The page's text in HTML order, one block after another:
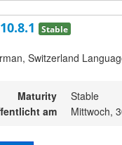
Stable
Switzerland
Maturity
Stable
am
Mittwoch,